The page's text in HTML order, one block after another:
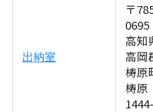
出納室
〒
0695
高知
高岡
梼原
梼原